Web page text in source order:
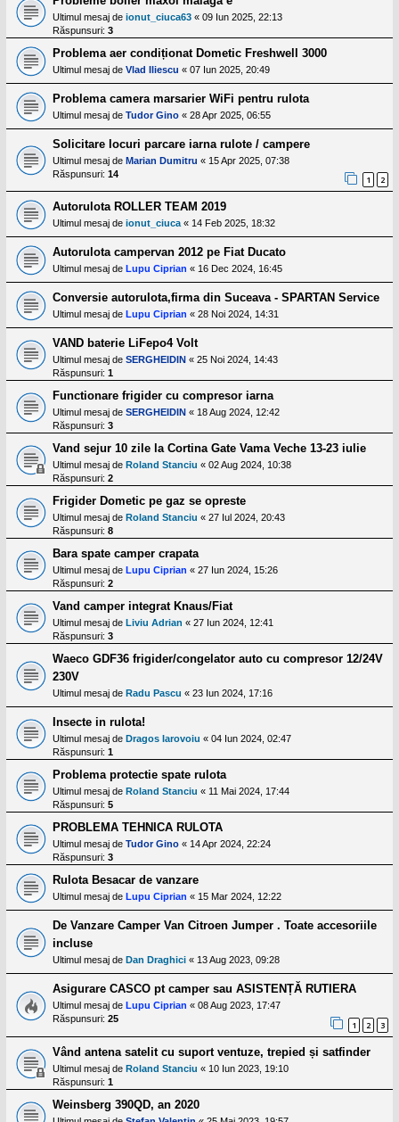
Ultimul mesaj de ionut_ciuca63 « 09 Iun 2025, 22:13
Răspunsuri: 3
Problema aer condiționat Dometic Freshwell 3000
Ultimul mesaj de Vlad Iliescu « 07 Iun 2025, 20:49
Problema camera marsarier WiFi pentru rulota
Ultimul mesaj de Tudor Gino « 28 Apr 2025, 06:55
Solicitare locuri parcare iarna rulote / campere
Ultimul mesaj de Marian Dumitru « 15 Apr 2025, 07:38
Răspunsuri: 14
1 2
Autorulota ROLLER TEAM 2019
Ultimul mesaj de ionut_ciuca « 14 Feb 2025, 18:32
Autorulota campervan 2012 pe Fiat Ducato
Ultimul mesaj de Lupu Ciprian « 16 Dec 2024, 16:45
Conversie autorulota,firma din Suceava - SPARTAN Service
Ultimul mesaj de Lupu Ciprian « 28 Noi 2024, 14:31
VAND baterie LiFepo4 Volt
Ultimul mesaj de SERGHEIDIN « 25 Noi 2024, 14:43
Răspunsuri: 1
Functionare frigider cu compresor iarna
Ultimul mesaj de SERGHEIDIN « 18 Aug 2024, 12:42
Răspunsuri: 3
Vand sejur 10 zile la Cortina Gate Vama Veche 13-23 iulie
Ultimul mesaj de Roland Stanciu « 02 Aug 2024, 10:38
Răspunsuri: 2
Frigider Dometic pe gaz se opreste
Ultimul mesaj de Roland Stanciu « 27 Iul 2024, 20:43
Răspunsuri: 8
Bara spate camper crapata
Ultimul mesaj de Lupu Ciprian « 27 Iun 2024, 15:26
Răspunsuri: 2
Vand camper integrat Knaus/Fiat
Ultimul mesaj de Liviu Adrian « 27 Iun 2024, 12:41
Răspunsuri: 3
Waeco GDF36 frigider/congelator auto cu compresor 12/24V
230V
Ultimul mesaj de Radu Pascu « 23 Iun 2024, 17:16
Insecte in rulota!
Ultimul mesaj de Dragos Iarovoiu « 04 Iun 2024, 02:47
Răspunsuri: 1
Problema protectie spate rulota
Ultimul mesaj de Roland Stanciu « 11 Mai 2024, 17:44
Răspunsuri: 5
PROBLEMA TEHNICA RULOTA
Ultimul mesaj de Tudor Gino « 14 Apr 2024, 22:24
Răspunsuri: 3
Rulota Besacar de vanzare
Ultimul mesaj de Lupu Ciprian « 15 Mar 2024, 12:22
De Vanzare Camper Van Citroen Jumper . Toate accesoriile
incluse
Ultimul mesaj de Dan Draghici « 13 Aug 2023, 09:28
Asigurare CASCO pt camper sau ASISTENȚĂ RUTIERA
Ultimul mesaj de Lupu Ciprian « 08 Aug 2023, 17:47
Răspunsuri: 25
1 2 3
Vând antena satelit cu suport ventuze, trepied și satfinder
Ultimul mesaj de Roland Stanciu « 10 Iun 2023, 19:10
Răspunsuri: 1
Weinsberg 390QD, an 2020